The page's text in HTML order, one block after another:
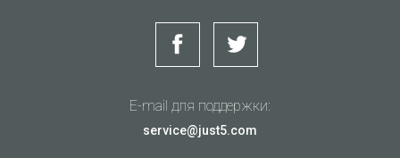
E-mail для поддержки:
service@just5.com